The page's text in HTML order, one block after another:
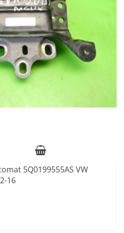
5Q0199555AS VW
16